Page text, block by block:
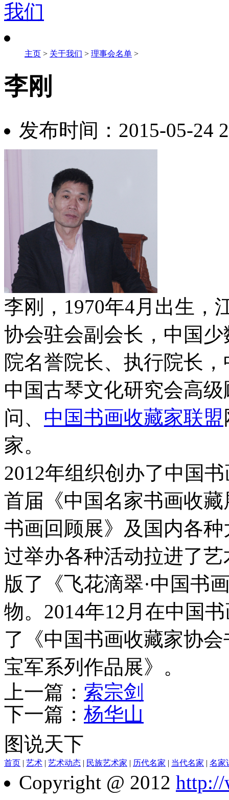
我们
主页 > 关于我们 > 理事会名单 >
李刚
发布时间：2015-05-24
李刚，1970年4月出生，
协会驻会副会长，中国
院名誉院长、执行院长
中国古琴文化研究会高
问、 中国书画收藏家联盟
家。
2012年组织创办了中国
首届《中国名家书画收
书画回顾展》及国内各
过举办各种活动拉进了
版了《飞花滴翠·中国书
物。2014年12月在中国
了《中国书画收藏家协
宝军系列作品展》。
上一篇： 索宗剑
下一篇： 杨华山
图说天下
首页 | 艺术 | 艺术动态 | 民族艺术家 | 历代名家 | 当代名家 | 名家
Copyright @ 2012 http://